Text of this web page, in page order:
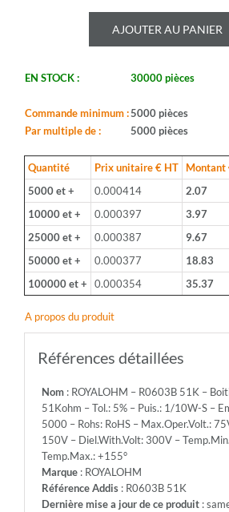
ROYALOHM
-
R0603B
-
0603
-
51Kohm
-
Tol.:
5%
-
Puis.:
1/10W-
S
-
-
Cdt.:
Rohs:
RoHS
-
Max.Oper.Volt.:
75V
-
Max.Over.Volt.:
AJOUTER AU PANIER
EN STOCK : 30000 pièces
Commande minimum :5000 pièces
Par multiple de :
5000 pièces
Quantité Prix unitaire € HT
Montant
5000 et +
0.000414
2.07
10000 et +
0.000397
3.97
25000 et +
0.000387
9.67
50000 et +
0.000377
18.83
100000 et +
0.000354 35.37
A propos du produit
Références détaillées
Nom: ROYALOHM – R0603B 51K –
51Kohm – Tol.: 5% – Puis.: 1/10W-S –
5000 – Rohs: RoHS – Max.Oper.Volt.:
150V – Diel.With.Volt: 300V –
Temp.Max.: +155°
Marque: ROYALOHM
Référence Addis: R0603B 51K
Dernière mise a jour de ce produit: